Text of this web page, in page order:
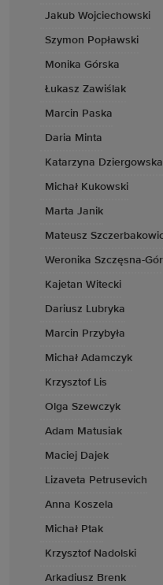
Jakub Wojciechowski
Szymon Popławski
Monika Górska
Łukasz Zawiślak
Marcin Paska
Daria Minta
Katarzyna Dziergowska
Michał Kukowski
Marta Janik
Mateusz
Weronika Szczęsna-
Kajetan Witecki
Dariusz Lubryka
Marcin Przybyła
Michał Adamczyk
Krzysztof Lis
Olga Szewczyk
Adam Matusiak
Maciej Dajek
Lizaveta Petrusevich
Anna Koszela
Michał Ptak
Krzysztof Nadolski
Arkadiusz Brenk